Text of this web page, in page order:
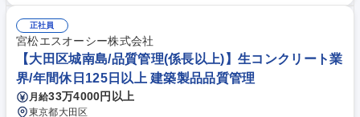
／膜／ゴム等）、クロール・アルカリの基礎化学製品、環境分析（大気・
水質等）等幅広くお任せ。■主に使用する分析装置例：GC、LCMS、FT-I
R、NMR、GPC、XRD等 ※現状、液体・気体分析（有機系）の割合が多
いです。 募集職種 【千葉工場】化学製品の分析および分析手法開発
正社員
宮松エスオーシー株式会社
【大田区城南島/品質管理(係長以上)】生コンクリート業
界/年間休日125日以上 建築製品品質管理
月給33万4000円以上
東京都大田区